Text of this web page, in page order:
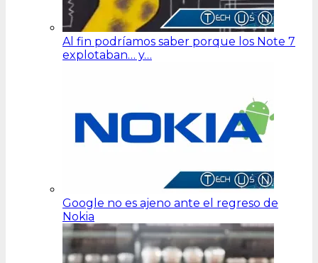
Al fin podríamos saber porque los Note 7
explotaban… y…
Google no es ajeno ante el regreso de
Nokia